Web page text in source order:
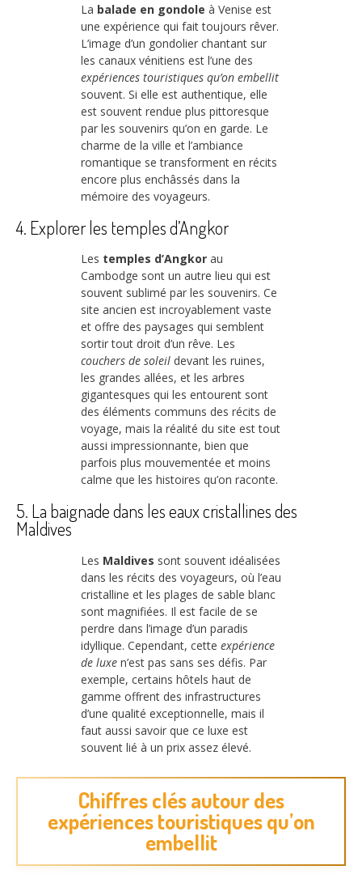
La balade en gondole à Venise est
une expérience qui fait toujours rêver.
L’image d’un gondolier chantant sur
les canaux vénitiens est l’une des
expériences touristiques qu’on embellit
souvent. Si elle est authentique, elle
est souvent rendue plus pittoresque
par les souvenirs qu’on en garde. Le
charme de la ville et l’ambiance
romantique se transforment en récits
encore plus enchâssés dans la
mémoire des voyageurs.
4. Explorer les temples d’Angkor
Les temples d’Angkor au
Cambodge sont un autre lieu qui est
souvent sublimé par les souvenirs. Ce
site ancien est incroyablement vaste
et offre des paysages qui semblent
sortir tout droit d’un rêve. Les
couchers de soleil devant les ruines,
les grandes allées, et les arbres
gigantesques qui les entourent sont
des éléments communs des récits de
voyage, mais la réalité du site est tout
aussi impressionnante, bien que
parfois plus mouvementée et moins
calme que les histoires qu’on raconte.
5. La baignade dans les eaux cristallines des
Maldives
Les Maldives sont souvent idéalisées
dans les récits des voyageurs, où l’eau
cristalline et les plages de sable blanc
sont magnifiées. Il est facile de se
perdre dans l’image d’un paradis
idyllique. Cependant, cette expérience
de luxe n’est pas sans ses défis. Par
exemple, certains hôtels haut de
gamme offrent des infrastructures
d’une qualité exceptionnelle, mais il
faut aussi savoir que ce luxe est
souvent lié à un prix assez élevé.
Chiffres clés autour des
expériences touristiques qu’on
embellit